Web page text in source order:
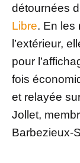
détournées
Libre. En les
l’extérieur,
pour
fois
et relayée
Jollet,
Barbezieux-